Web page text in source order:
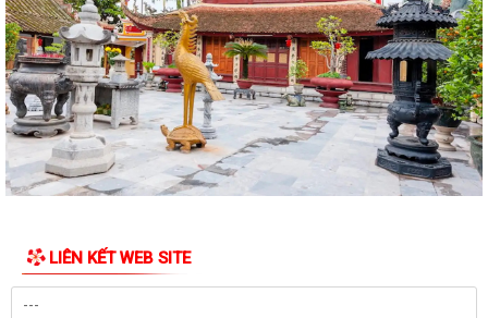
Bình Giang triển khai Kế hoạch lấy mẫu hài cốt liệt sĩ
Xã Bình Giang học tập nghị quyết Hôi nghị lần thứ ba Ban Chấp hành
Trung ương Đảng khóa XIV
Về việc phê duyệt quy trình nội bộ giải quyết thủ tục hành chính thuộc
phạm vi chức năng của Sở...
Quyết định Về việc kiện toàn Ban chỉ đạo áp dụng, duy trì, cải tiến và
công bố Hệ thống quản lý...
LIÊN KẾT WEB SITE